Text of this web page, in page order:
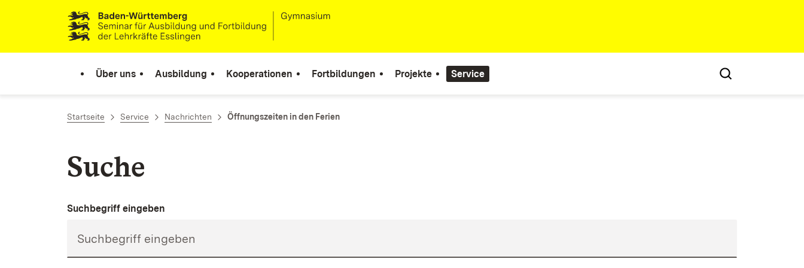
Zum Inhalt springen
Link zur Startseite
Über uns Ausbildung Kooperationen Fortbildungen Projekte Service
Startseite Service Nachrichten Öffnungszeiten in den Ferien
Suche
Suchbegriff eingeben